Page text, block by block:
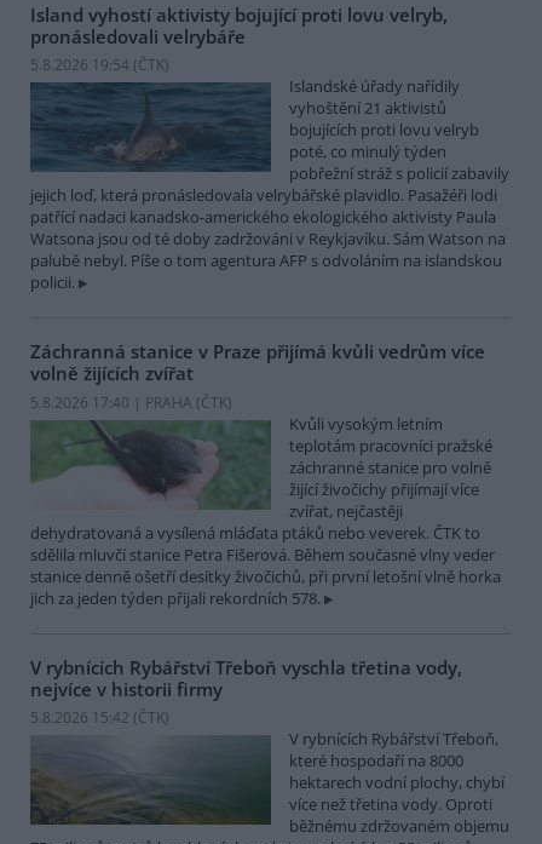
Island vyhostí aktivisty bojující proti lovu velryb,
pronásledovali velrybáře
5.8.2026 19:54 (ČTK)
Islandské úřady nařídily
vyhoštění 21 aktivistů
bojujících proti lovu velryb
poté, co minulý týden
pobřežní stráž s policií zabavily
jejich loď, která pronásledovala velrybářské plavidlo. Pasažéři lodi
patřící nadaci kanadsko-amerického ekologického aktivisty Paula
Watsona jsou od té doby zadržováni v Reykjavíku. Sám Watson na
palubě nebyl. Píše o tom agentura AFP s odvoláním na islandskou
policii.
Záchranná stanice v Praze přijímá kvůli vedrům více
volně žijících zvířat
5.8.2026 17:40 | PRAHA (ČTK)
Kvůli vysokým letním
teplotám pracovníci pražské
záchranné stanice pro volně
žijící živočichy přijímají více
zvířat, nejčastěji
dehydratovaná a vysílená mláďata ptáků nebo veverek. ČTK to
sdělila mluvčí stanice Petra Fišerová. Během současné vlny veder
stanice denně ošetří desítky živočichů, při první letošní vlně horka
jich za jeden týden přijali rekordních 578.
V rybnících Rybářství Třeboň vyschla třetina vody,
nejvíce v historii firmy
5.8.2026 15:42 (ČTK)
V rybnících Rybářství Třeboň,
které hospodaří na 8000
hektarech vodní plochy, chybí
více než třetina vody. Oproti
běžnému zdržovaném objemu